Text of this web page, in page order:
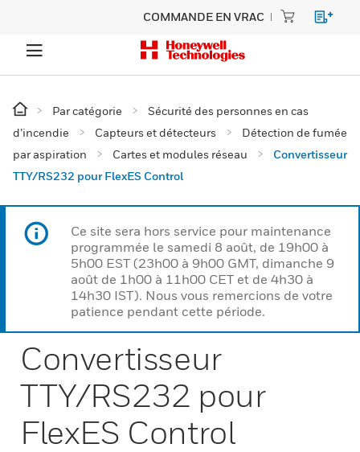
COMMANDE EN VRAC
Par catégorie
Sécurité des personnes en cas
d’incendie
Capteurs et détecteurs
Détection de fumée
par aspiration
Cartes et modules réseau
Convertisseur
TTY/RS232 pour FlexES Control
Ce site sera hors service pour maintenance
programmée le samedi 8 août, de 19h00 à
5h00 EST (23h00 à 9h00 GMT, dimanche 9
août de 1h00 à 11h00 CET et de 4h30 à
14h30 IST). Nous vous remercions de votre
patience pendant cette période.
Convertisseur
TTY/RS232 pour
FlexES Control